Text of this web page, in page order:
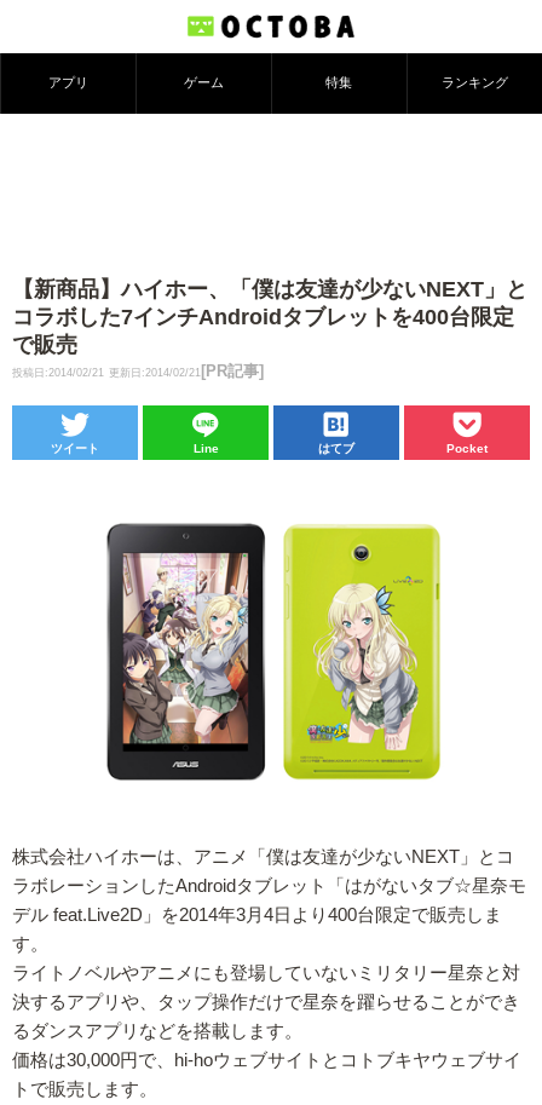
アプリ ゲーム 特集 ランキング
【新商品】ハイホー、「僕は友達が少ないNEXT」と
コラボした7インチAndroidタブレットを400台限定
で販売
投稿日:2014/02/21 更新日:2014/02/21 [PR記事]
ツイート Line はてブ Pocket
株式会社ハイホーは、アニメ「僕は友達が少ないNEXT」とコ
ラボレーションしたAndroidタブレット「はがないタブ☆星奈モ
デル feat.Live2D」を2014年3月4日より400台限定で販売しま
す。
ライトノベルやアニメにも登場していないミリタリー星奈と対
決するアプリや、タップ操作だけで星奈を躍らせることができ
るダンスアプリなどを搭載します。
価格は30,000円で、hi-hoウェブサイトとコトブキヤウェブサイ
トで販売します。